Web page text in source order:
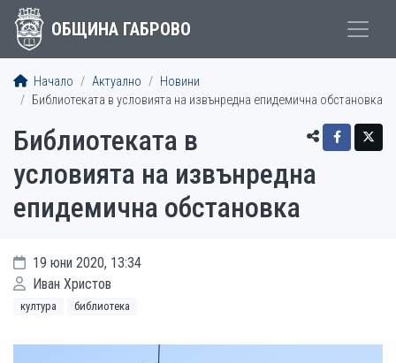
ОБЩИНА ГАБРОВО
Начало Актуално
Новини
Библиотеката в условията на извънредна епидемична обстановка
Библиотеката в
условията на извънредна
епидемична обстановка
19 юни 2020, 13:34
Иван Христов
култура библиотека